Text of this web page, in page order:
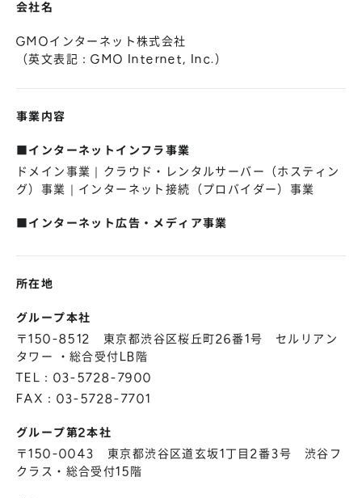
沿革
IR情報
経営方針
事業内容・戦略
株式・格付情報
株主総会
IRカレンダー
仕事を知る
会社を知る
キャリア/アルバイト採用
新卒採用
会社名
GMOインターネット株式会社
（英文表記：GMO Internet, Inc.）
事業内容
■インターネットインフラ事業
ドメイン事業｜クラウド・レンタルサーバー（ホスティン
グ）事業｜インターネット接続（プロバイダー）事業
■インターネット広告・メディア事業
所在地
グループ本社
〒150-8512 東京都渋谷区桜丘町26番1号 セルリアン
タワー ・総合受付LB階
TEL：03-5728-7900
FAX：03-5728-7701
グループ第2本社
〒150-0043 東京都渋谷区道玄坂1丁目2番3号 渋谷フ
クラス・総合受付15階